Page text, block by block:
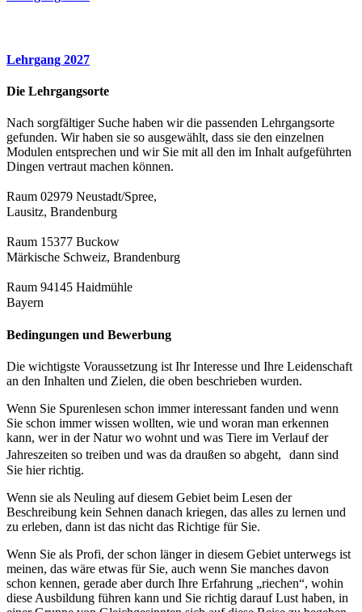
Lehrgang 2027
Die Lehrgangsorte
Nach sorgfältiger Suche haben wir die passenden Lehrgangsorte
gefunden. Wir haben sie so ausgewählt, dass sie den einzelnen
Modulen entsprechen und wir Sie mit all den im Inhalt aufgeführten
Dingen vertraut machen können.
Raum 02979 Neustadt/Spree,
Lausitz, Brandenburg
Raum 15377 Buckow
Märkische Schweiz, Brandenburg
Raum 94145 Haidmühle
Bayern
Bedingungen und Bewerbung
Die wichtigste Voraussetzung ist Ihr Interesse und Ihre Leidenschaft
an den Inhalten und Zielen, die oben beschrieben wurden.
Wenn Sie Spurenlesen schon immer interessant fanden und wenn
Sie schon immer wissen wollten, wie und woran man erkennen
kann, wer in der Natur wo wohnt und was Tiere im Verlauf der
Jahreszeiten so treiben und was da draußen so abgeht, dann sind
Sie hier richtig.
Wenn sie als Neuling auf diesem Gebiet beim Lesen der
Beschreibung kein Sehnen danach kriegen, das alles zu lernen und
zu erleben, dann ist das nicht das Richtige für Sie.
Wenn Sie als Profi, der schon länger in diesem Gebiet unterwegs ist
meinen, das wäre etwas für Sie, auch wenn Sie manches davon
schon kennen, gerade aber durch Ihre Erfahrung „riechen“, wohin
diese Ausbildung führen kann und Sie richtig darauf Lust haben, in